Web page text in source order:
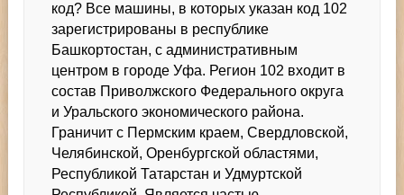
код? Все машины, в которых указан код 102
зарегистрированы в республике
Башкортостан, с административным
центром в городе Уфа. Регион 102 входит в
состав Приволжского Федерального округа
и Уральского экономического района.
Граничит с Пермским краем, Свердловской,
Челябинской, Оренбургской областями,
Республикой Татарстан и Удмуртской